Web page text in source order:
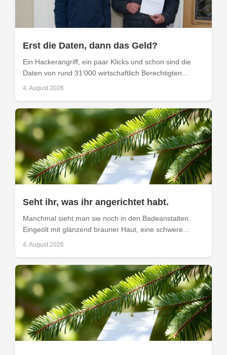
Erst die Daten, dann das Geld?
Ein Hackerangriff, ein paar Klicks und schon sind die
Daten von rund 31’000 wirtschaftlich Berechtigten...
4. August 2026
Seht ihr, was ihr angerichtet habt.
Manchmal sieht man sie noch in den Badeanstalten.
Eingeölt mit glänzend brauner Haut, eine schwere...
4. August 2026